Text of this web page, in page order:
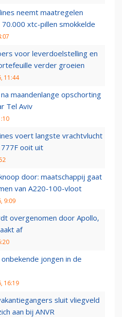
neemt maatregelen
xtc-pillen smokkelde
voor leverdoelstelling en
verder groeien
11:44
maandenlange opschorting
Tel Aviv
voert langste vrachtvlucht
ooit uit
door: maatschappij gaat
van A220-100-vloot
9:09
overgenomen door Apollo,
af
jongen in de
16:19
sluit vliegveld
aan bij ANVR